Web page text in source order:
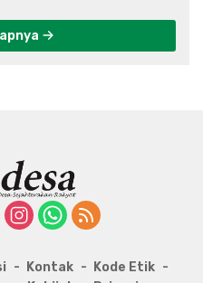
Kontak
Kode Etik